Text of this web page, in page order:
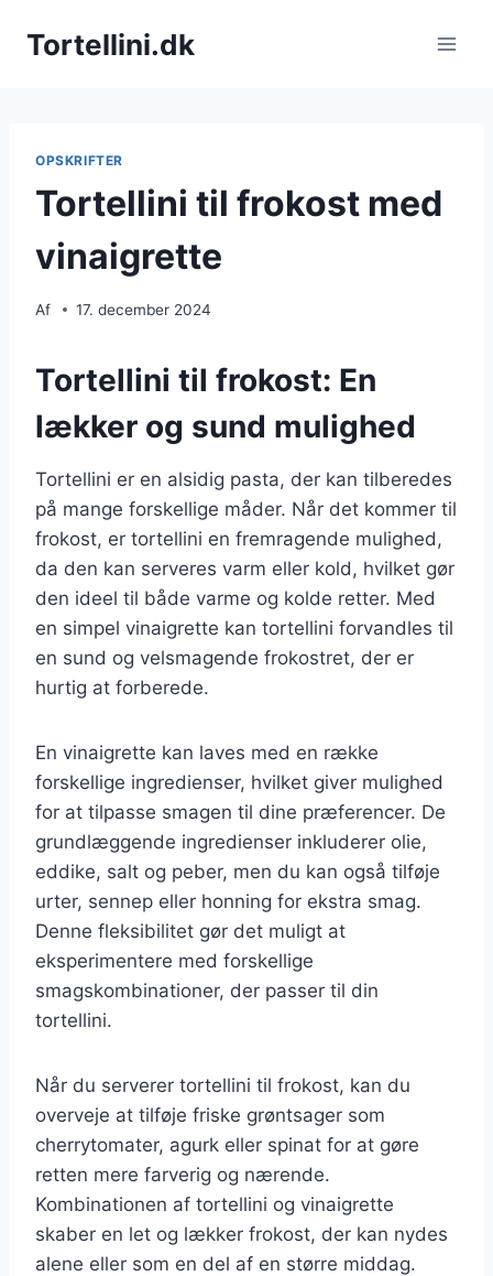
Tortellini.dk
OPSKRIFTER
Tortellini til frokost med
vinaigrette
Af 17. december 2024
Tortellini til frokost: En
lækker og sund mulighed
Tortellini er en alsidig pasta, der kan tilberedes
på mange forskellige måder. Når det kommer til
frokost, er tortellini en fremragende mulighed,
da den kan serveres varm eller kold, hvilket gør
den ideel til både varme og kolde retter. Med
en simpel vinaigrette kan tortellini forvandles til
en sund og velsmagende frokostret, der er
hurtig at forberede.
En vinaigrette kan laves med en række
forskellige ingredienser, hvilket giver mulighed
for at tilpasse smagen til dine præferencer. De
grundlæggende ingredienser inkluderer olie,
eddike, salt og peber, men du kan også tilføje
urter, sennep eller honning for ekstra smag.
Denne fleksibilitet gør det muligt at
eksperimentere med forskellige
smagskombinationer, der passer til din
tortellini.
Når du serverer tortellini til frokost, kan du
overveje at tilføje friske grøntsager som
cherrytomater, agurk eller spinat for at gøre
retten mere farverig og nærende.
Kombinationen af tortellini og vinaigrette
skaber en let og lækker frokost, der kan nydes
alene eller som en del af en større middag.